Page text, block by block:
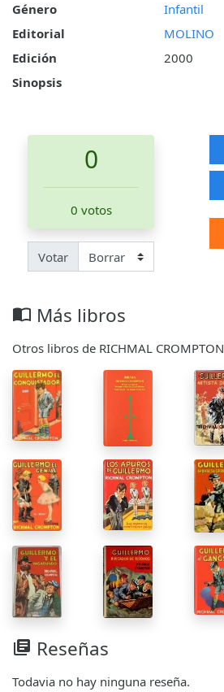
Género
Infantil
Editorial
MOLINO
Edición
2000
Sinopsis
0
0 votos
Votar
import_contacts Más libros
Otros libros de RICHMAL CROMPTON
library_books Reseñas
Todavia no hay ninguna reseña.